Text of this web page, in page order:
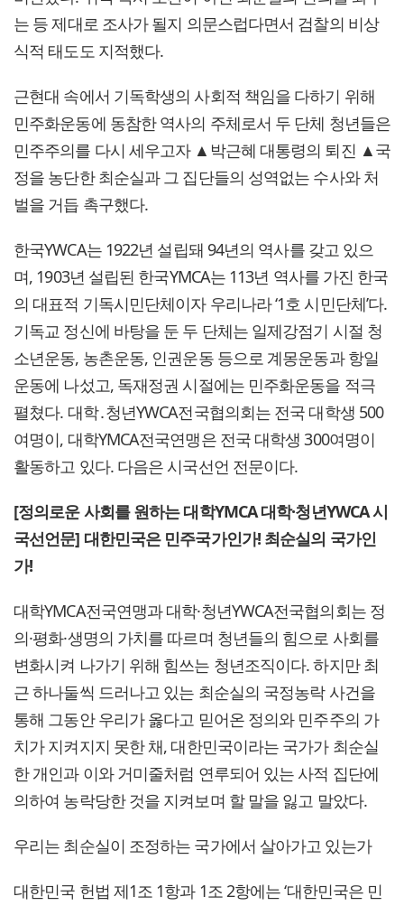
는 등 제대로 조사가 될지 의문스럽다면서 검찰의 비상
식적 태도도 지적했다.
근현대 속에서 기독학생의 사회적 책임을 다하기 위해
민주화운동에 동참한 역사의 주체로서 두 단체 청년들은
민주주의를 다시 세우고자 ▲박근혜 대통령의 퇴진 ▲국
정을 농단한 최순실과 그 집단들의 성역없는 수사와 처
벌을 거듭 촉구했다.
한국YWCA는 1922년 설립돼 94년의 역사를 갖고 있으
며, 1903년 설립된 한국YMCA는 113년 역사를 가진 한국
의 대표적 기독시민단체이자 우리나라 ‘1호 시민단체’다.
기독교 정신에 바탕을 둔 두 단체는 일제강점기 시절 청
소년운동, 농촌운동, 인권운동 등으로 계몽운동과 항일
운동에 나섰고, 독재정권 시절에는 민주화운동을 적극
펼쳤다. 대학․청년YWCA전국협의회는 전국 대학생 500
여명이, 대학YMCA전국연맹은 전국 대학생 300여명이
활동하고 있다. 다음은 시국선언 전문이다.
[정의로운 사회를 원하는 대학YMCA 대학·청년YWCA 시
국선언문] 대한민국은 민주국가인가! 최순실의 국가인
가!
대학YMCA전국연맹과 대학·청년YWCA전국협의회는 정
의·평화·생명의 가치를 따르며 청년들의 힘으로 사회를
변화시켜 나가기 위해 힘쓰는 청년조직이다. 하지만 최
근 하나둘씩 드러나고 있는 최순실의 국정농락 사건을
통해 그동안 우리가 옳다고 믿어온 정의와 민주주의 가
치가 지켜지지 못한 채, 대한민국이라는 국가가 최순실
한 개인과 이와 거미줄처럼 연루되어 있는 사적 집단에
의하여 농락당한 것을 지켜보며 할 말을 잃고 말았다.
우리는 최순실이 조정하는 국가에서 살아가고 있는가
대한민국 헌법 제1조 1항과 1조 2항에는 ‘대한민국은 민